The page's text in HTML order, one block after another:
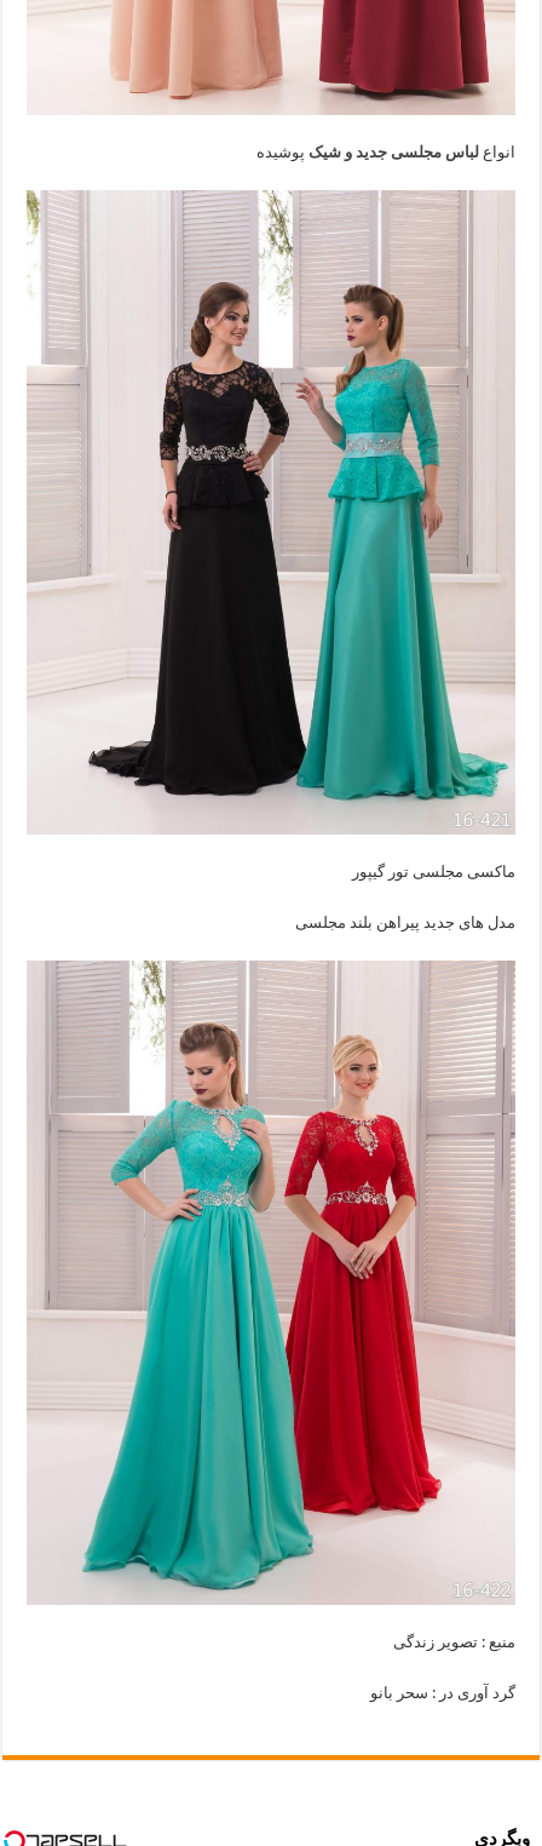
انواعلباس مجلسی جدید و شیک پوشیده
ماکسی مجلسی تور گیپور
مدل های جدید پیراهن بلند مجلسی
منبع : تصویر زندگی
گرد آوری در : سحر بانو
وبگردی